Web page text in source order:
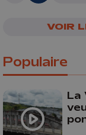
VOIR
Populaire
La